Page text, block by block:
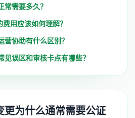
常需要多久？
用应该如何理解？
协助有什么区别？
误区和审核卡点有哪些？
更为什么通常需要公证